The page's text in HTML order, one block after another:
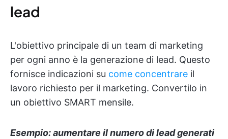
lead
L'obiettivo principale di un team di marketing
per ogni anno è la generazione di lead. Questo
fornisce indicazioni su come concentrare il
lavoro richiesto per il marketing. Convertilo in
un obiettivo SMART mensile.
Esempio: aumentare il numero di lead generati